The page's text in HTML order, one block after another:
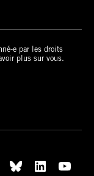
e par les droits
plus sur vous.
Bluesky LinkedIn YouTube